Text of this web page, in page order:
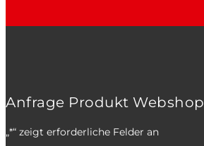
Anfrage Produkt Webshop
„*“ zeigt erforderliche Felder an